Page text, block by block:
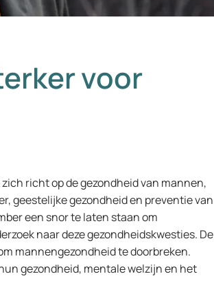
voor
richt op de gezondheid van mannen,
geestelijke gezondheid en preventie van
een snor te laten staan om
naar deze gezondheidskwesties. De
mannengezondheid te doorbreken.
gezondheid, mentale welzijn en het